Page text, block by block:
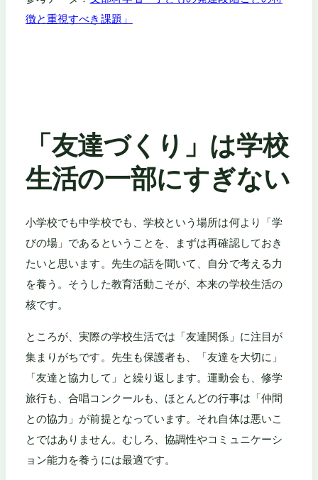
徴と重視すべき課題」
「友達づくり」は学校
生活の一部にすぎない
小学校でも中学校でも、学校という場所は何より「学
びの場」であるということを、まずは再確認しておき
たいと思います。先生の話を聞いて、自分で考える力
を養う。そうした教育活動こそが、本来の学校生活の
核です。
ところが、実際の学校生活では「友達関係」に注目が
集まりがちです。先生も保護者も、「友達を大切に」
「友達と協力して」と繰り返します。運動会も、修学
旅行も、合唱コンクールも、ほとんどの行事は「仲間
との協力」が前提となっています。それ自体は悪いこ
とではありません。むしろ、協調性やコミュニケーシ
ョン能力を養うには最適です。